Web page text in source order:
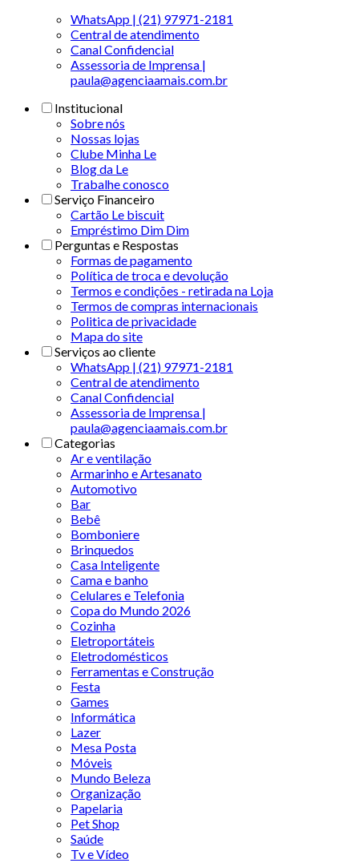
WhatsApp | (21) 97971-2181
Central de atendimento
Canal Confidencial
Assessoria de Imprensa |
paula@agenciaamais.com.br
Institucional
Sobre nós
Nossas lojas
Clube Minha Le
Blog da Le
Trabalhe conosco
Serviço Financeiro
Cartão Le biscuit
Empréstimo Dim Dim
Perguntas e Respostas
Formas de pagamento
Política de troca e devolução
Termos e condições - retirada na Loja
Termos de compras internacionais
Politica de privacidade
Mapa do site
Serviços ao cliente
WhatsApp | (21) 97971-2181
Central de atendimento
Canal Confidencial
Assessoria de Imprensa |
paula@agenciaamais.com.br
Categorias
Ar e ventilação
Armarinho e Artesanato
Automotivo
Bar
Bebê
Bomboniere
Brinquedos
Casa Inteligente
Cama e banho
Celulares e Telefonia
Copa do Mundo 2026
Cozinha
Eletroportáteis
Eletrodomésticos
Ferramentas e Construção
Festa
Games
Informática
Lazer
Mesa Posta
Móveis
Mundo Beleza
Organização
Papelaria
Pet Shop
Saúde
Tv e Vídeo